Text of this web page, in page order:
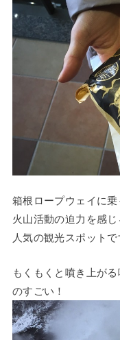
箱根ロープウェイに
火山活動の迫力を感
人気の観光スポットで
もくもくと噴き上が
のすごい！